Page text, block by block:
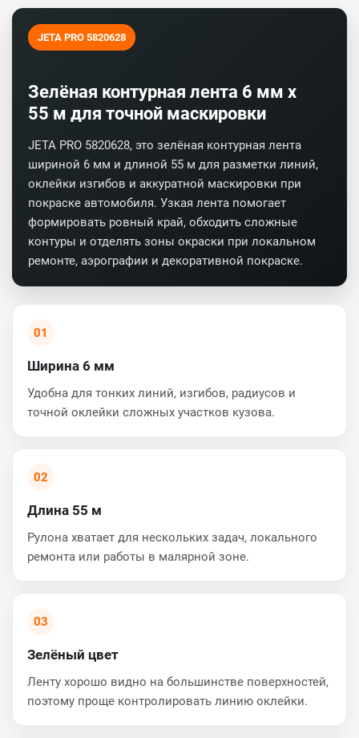
JETA PRO 5820628
Зелёная контурная лента 6 мм х
55 м для точной маскировки
JETA PRO 5820628, это зелёная контурная лента
шириной 6 мм и длиной 55 м для разметки линий,
оклейки изгибов и аккуратной маскировки при
покраске автомобиля. Узкая лента помогает
формировать ровный край, обходить сложные
контуры и отделять зоны окраски при локальном
ремонте, аэрографии и декоративной покраске.
01
Ширина 6 мм
Удобна для тонких линий, изгибов, радиусов и
точной оклейки сложных участков кузова.
02
Длина 55 м
Рулона хватает для нескольких задач, локального
ремонта или работы в малярной зоне.
03
Зелёный цвет
Ленту хорошо видно на большинстве поверхностей,
поэтому проще контролировать линию оклейки.